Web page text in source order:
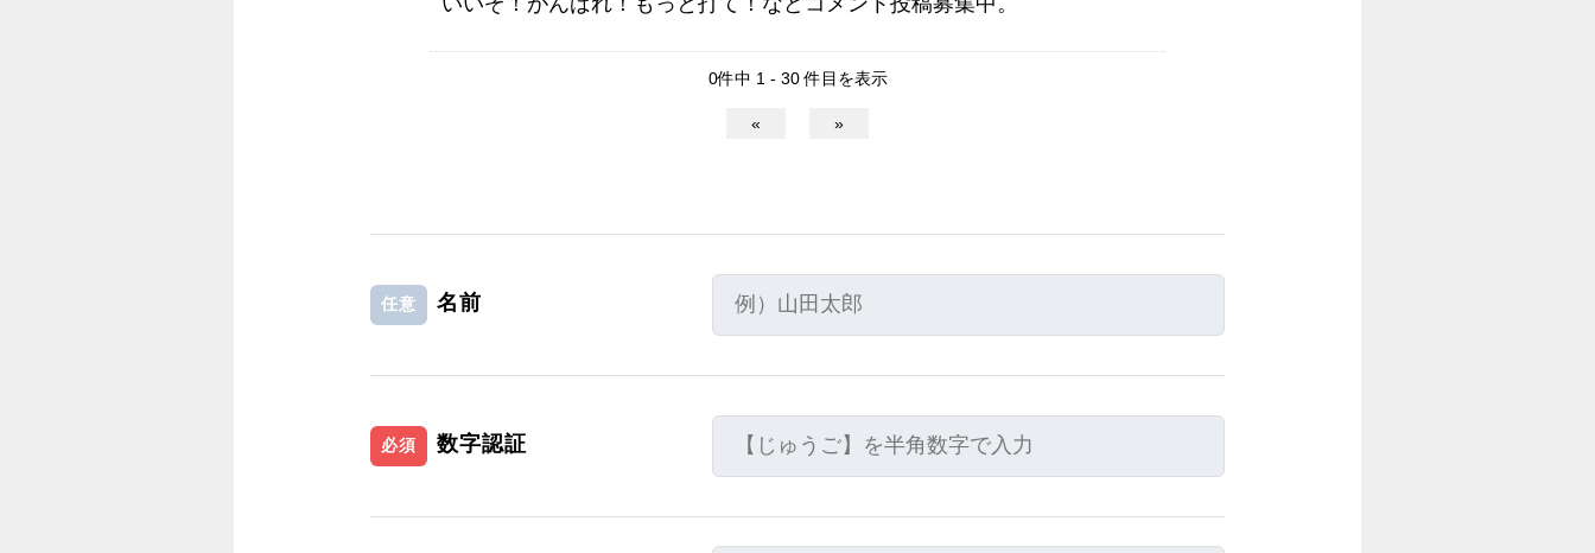
0件中 1 - 30 件目を表示
« »
任意 名前
必須 数字認証